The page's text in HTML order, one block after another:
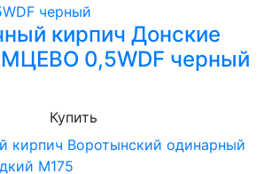
кирпич Донские
0,5WDF черный
Купить